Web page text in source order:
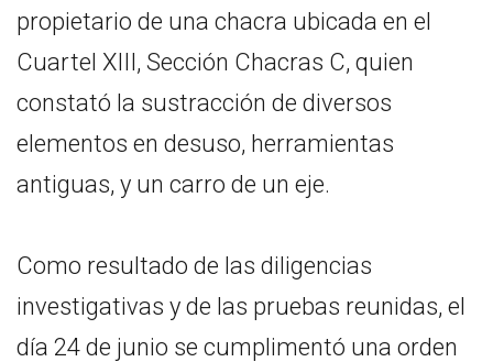
propietario de una chacra ubicada en el
Cuartel XIII, Sección Chacras C, quien
constató la sustracción de diversos
elementos en desuso, herramientas
antiguas, y un carro de un eje.
Como resultado de las diligencias
investigativas y de las pruebas reunidas, el
día 24 de junio se cumplimentó una orden